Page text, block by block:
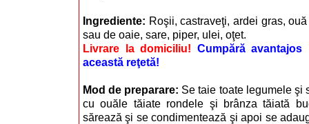
Ingrediente: Roşii, castraveţi, ardei gras,
sau de oaie, sare, piper, ulei, oţet.
Livrare la domiciliu! Cumpără avantajos
această reţetă!
Mod de preparare: Se taie toate legumele şi
cu ouăle tăiate rondele şi brânza tăiată
sărează şi se condimentează şi apoi se